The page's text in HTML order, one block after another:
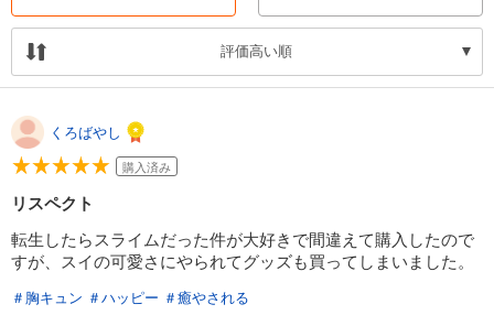
評価高い順
くろばやし
購入済み
リスペクト
転生したらスライムだった件が大好きで間違えて購入したので
すが、スイの可愛さにやられてグッズも買ってしまいました。
＃胸キュン ＃ハッピー ＃癒やされる